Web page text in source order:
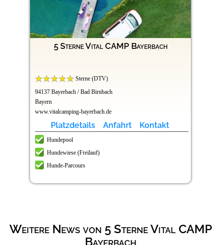
5 Sterne Vital CAMP Bayerbach
Sterne (DTV)
94137 Bayerbach / Bad Birnbach
Bayern
www.vitalcamping-bayerbach.de
Platzdetails Anfahrt Kontakt
Hundepool
Hundewiese (Freilauf)
Hunde-Parcours
Weitere News von 5 Sterne Vital CAMP
Bayerbach